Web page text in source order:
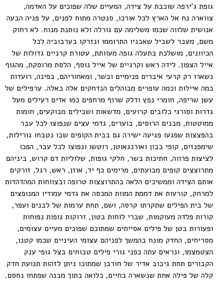
גופת ג'ירפה שוכבת על צידה, המעיים שלה שפוכים על האדמה,
צווארה נח אל הארץ לכל אורכו, סנטרה מתוח לפנים, על פניה הבעה
אנושית שלווה שכמו משלימה עם גורלה ולא נותנת מנוח. לא רחוק
משם, מעבר לשביל שאבניו התרוממו ונזרקו בערבוביה לכל
הכיוונים, מושלכת בתעלה גופה מעוותת, עטורת קרניים גדולות של
אייל הצפון. לידה ראש וקרניים של אייל נוסף, הלסת מרוסקת, מהגוף
נשארו רק קרעי איברים פנימיים ובשר, ומאחוריהם, בפינה, רועדות
כמה איילות וכמה עופרים מבוהלים הנדחקים אלה באלה. ערפילים של
עשן שריפה, חומרי נפץ ודלק שרוף מרחפים כמו אדים רעילים מעל
גדרות וסורגי כלובים קרועים, מדשאות ושבילים מבוקעים, חומות
ממוטטות, מבנים הרוסים, בוערים, גדמי עצים שנפוצו לכל עבר
בהפצצות שפגעו פגיעה ישירה גם בבית הקופים שבו נטבחו גורילות,
שימפנזים, קופי בבון ואורנגאוטן, רוטשו ונפוצו לכל עבר, הפכו
לציצות פרווה, חתיכות בשר, חלקי גופות, שלוליות דם קרוש, ביניהם
מתרוצצים קופים מבועתים, מרימים כף יד, אוזן, ראש, רגל, זורקים
אותם הצידה וממשיכים הלאה בהתרוצצות טרופה ובצווחות המהדהדות
למרחק, קורעות את דממת המוות המכסה את גדמי עמודיו המנופצים
של בית הפילים שתקרתו קרסה, ושם, תחת ערמות של לבנים ועפר,
קורות פלדה מעוקמות, שברי לוחות בטון, זרוקות גופות נפוחות
ופעורות בטן של פילים אסייתים שמתוכם שפוכים מעיים עצומים,
מסריחים, החדק מונח בהמשך לפניהם עצומי העיניים שכמו קטנו,
הצטמצמו, ונראים עתה כפני גורי פילים טבוחים בצל גופי ענק
הקבורים תחת גיבוב אדיר של חורבן שמתוכו ניתן לזהות תנועת חדק
קלה של פילה אחת שנשארה בחיים, כלואה בתוך מבנה שפתחו נחסם.